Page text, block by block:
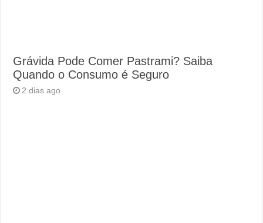
Grávida Pode Comer Pastrami? Saiba
Quando o Consumo é Seguro
2 dias ago